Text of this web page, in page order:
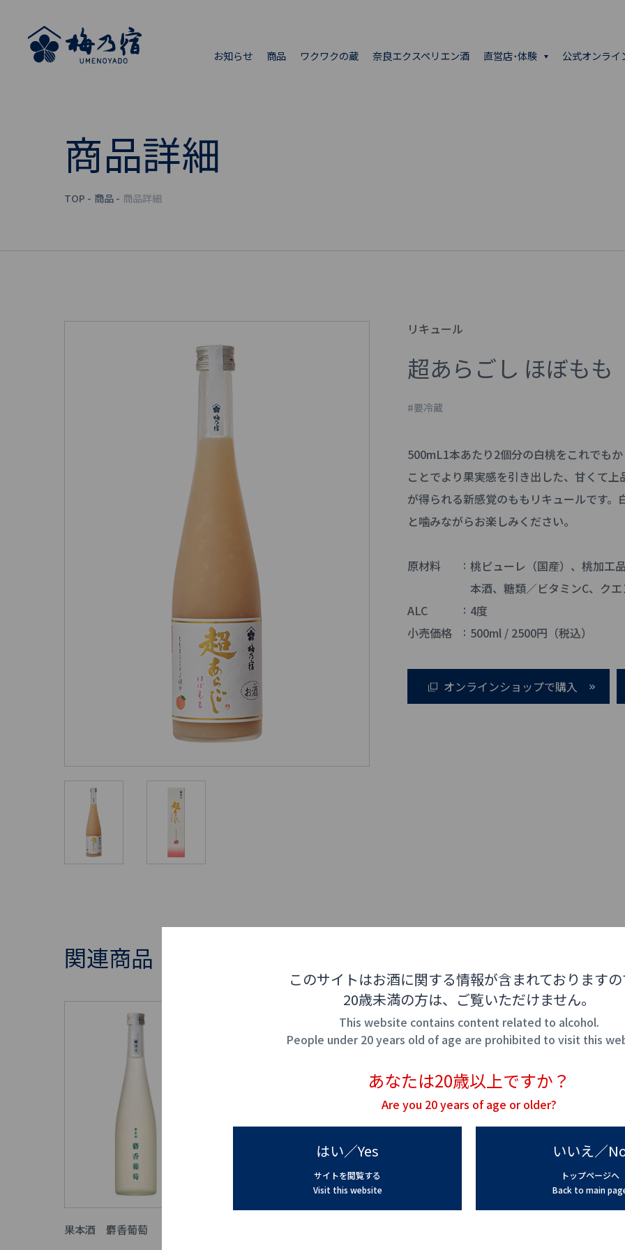
お知らせ 商品 ワクワクの蔵 奈良エクスペリエン酒 直営店･体験 公式オンライ
商品詳細
TOP 商品 商品詳細
リキュール
超あらごし ほぼもも
#要冷蔵
500mL1本あたり2個分の白桃をこれでも
ことでより果実感を引き出した、甘くて
が得られる新感覚のももリキュールです
と噛みながらお楽しみください。
原材料
桃ピューレ（国産）、桃加工
本酒、糖類／ビタミンC、ク
ALC
4度
小売価格
500ml / 2500円（税込）
オンラインショップで購入
関連商品
果本酒 麝香葡萄
このサイトはお酒に関する情報が含まれておりますの
20歳未満の方は、ご覧いただけません。
This website contains content related to alcohol.
People under 20 years old of age are prohibited to visit this
あなたは20歳以上ですか？
Are you 20 years of age or older?
はい／Yes
サイトを閲覧する
Visit this website
いいえ／
トップページへ
Back to main